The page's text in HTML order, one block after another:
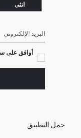
انثى
البريد الإلكتروني
أوافق على
حمل التطبيق